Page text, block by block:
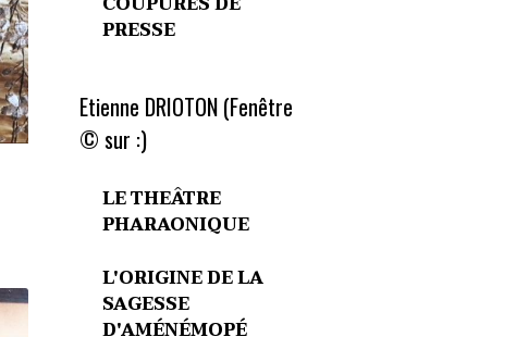
PRESSE
Etienne DRIOTON (Fenêtre
© sur :)
LE THEÂTRE
PHARAONIQUE
L'ORIGINE DE LA
SAGESSE
D'AMÉNÉMOPÉ